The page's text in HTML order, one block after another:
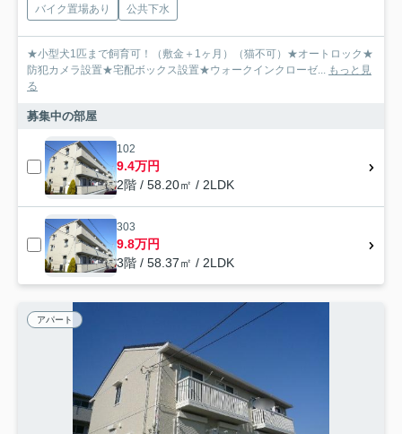
バイク置場あり 公共下水
★小型犬1匹まで飼育可！（敷金＋1ヶ月）（猫不可）★オートロック★
防犯カメラ設置★宅配ボックス設置★ウォークインクローゼ...
もっと見
る
募集中の部屋
102
9.4万円
2階 / 58.20㎡ / 2LDK
303
9.8万円
3階 / 58.37㎡ / 2LDK
アパート